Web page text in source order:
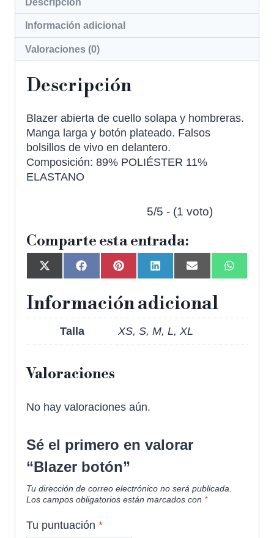
Información adicional
Valoraciones (0)
Descripción
Blazer abierta de cuello solapa y hombreras.
Manga larga y botón plateado. Falsos
bolsillos de vivo en delantero.
Composición: 89% POLIÉSTER 11%
ELASTANO
5/5 - (1 voto)
Comparte esta entrada:
Información adicional
Talla XS, S, M, L, XL
Valoraciones
No hay valoraciones aún.
Sé el primero en valorar
“Blazer botón”
Tu dirección de correo electrónico no será publicada.
Los campos obligatorios están marcados con *
Tu puntuación *